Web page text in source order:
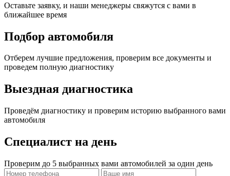
Оставьте заявку, и наши менеджеры свяжутся с вами в
ближайшее время
Подбор автомобиля
Отберем лучшие предложения, проверим все документы и
проведем полную диагностику
Выездная диагностика
Проведём диагностику и проверим историю выбранного вами
автомобиля
Специалист на день
Проверим до 5 выбранных вами автомобилей за один день